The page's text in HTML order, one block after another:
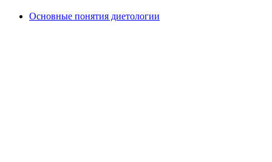
Основные понятия диетологии